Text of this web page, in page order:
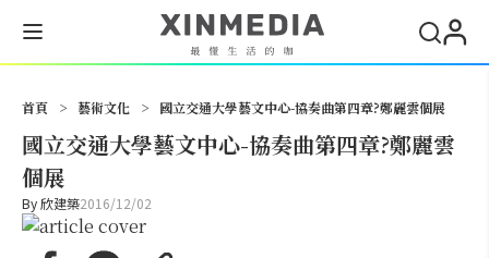
首頁 > 藝術文化 > 國立交通大學藝文中心-協奏曲第四章?鄭麗雲個展
國立交通大學藝文中心-協奏曲第四章?鄭麗雲
個展
By欣建築2016/12/02